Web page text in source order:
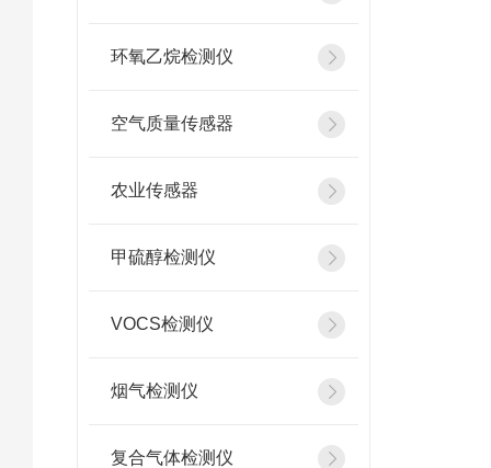
环氧乙烷检测仪
空气质量传感器
农业传感器
甲硫醇检测仪
VOCS检测仪
烟气检测仪
复合气体检测仪